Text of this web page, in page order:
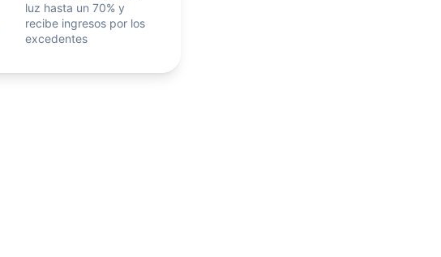
luz hasta un 70% y
recibe ingresos por los
excedentes